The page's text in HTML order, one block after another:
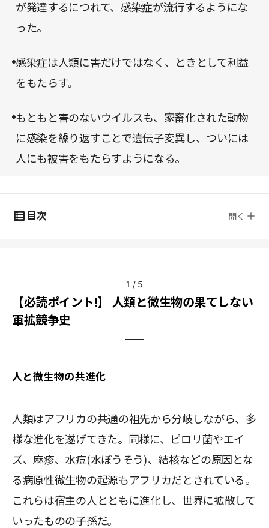
が発達するにつれて、感染症が流行するようにな
った。
感染症は人類に害だけではなく、ときとして利益
をもたらす。
もともと害のないウイルスも、家畜化された動物
に感染を繰り返すことで遺伝子変異し、ついには
人にも被害をもたらすようになる。
目次 開く
1 / 5
【必読ポイント!】 人類と微生物の果てしない
軍拡競争史
人と微生物の共進化
人類はアフリカの共通の祖先から分岐しながら、多
様な進化を遂げてきた。同様に、ピロリ菌やエイ
ズ、麻疹、水痘(水ぼうそう)、結核などの原因とな
る病原性微生物の起源もアフリカだとされている。
これらは宿主の人とともに進化し、世界に拡散して
いったものの子孫だ。